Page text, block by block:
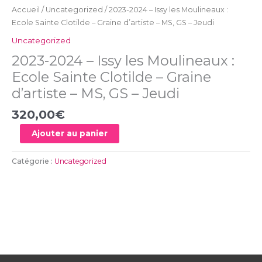
Accueil / Uncategorized / 2023-2024 – Issy les Moulineaux :
Ecole Sainte Clotilde – Graine d’artiste – MS, GS – Jeudi
Uncategorized
2023-2024 – Issy les Moulineaux :
Ecole Sainte Clotilde – Graine
d’artiste – MS, GS – Jeudi
320,00€
-
MS,
-
Jeudi
Ajouter au panier
Catégorie : Uncategorized